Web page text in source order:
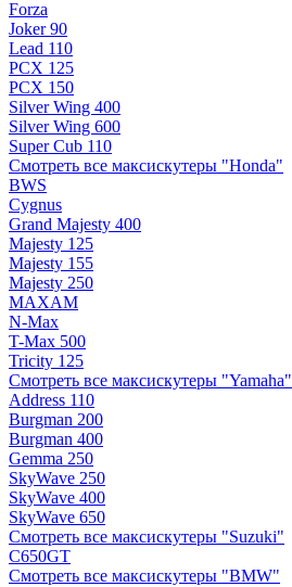
Forza
Joker 90
Lead 110
PCX 125
PCX 150
Silver Wing 400
Silver Wing 600
Super Cub 110
Смотреть все максискутеры "Honda"
BWS
Cygnus
Grand Majesty 400
Majesty 125
Majesty 155
Majesty 250
MAXAM
N-Max
T-Max 500
Tricity 125
Смотреть все максискутеры "Yamaha"
Address 110
Burgman 200
Burgman 400
Gemma 250
SkyWave 250
SkyWave 400
SkyWave 650
Смотреть все максискутеры "Suzuki"
C650GT
Смотреть все максискутеры "BMW"